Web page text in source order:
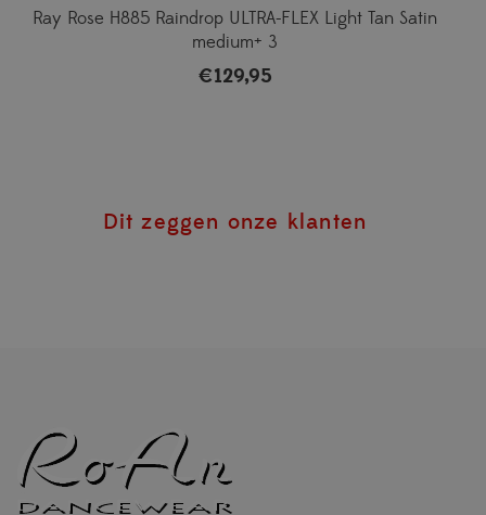
Ray Rose H885 Raindrop ULTRA-FLEX Light Tan Satin
medium+ 3
€129,95
Dit zeggen onze klanten